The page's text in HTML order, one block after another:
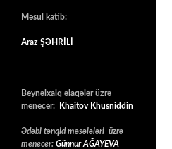
Məsul katib:
Araz ŞƏHRİLİ
Beynəlxalq əlaqələr üzrə
menecer:
Khaitov Khusniddin
Ədəbi tənqid məsələləri üzrə
menecer: Günnur AĞAYEVA